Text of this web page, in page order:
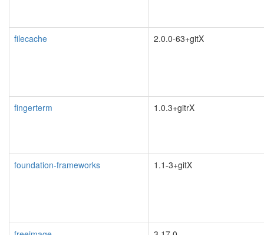
filecache 2.0.0-63+gitX
fingerterm 1.0.3+gitrX
foundation-frameworks 1.1-3+gitX